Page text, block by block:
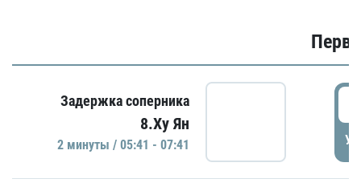
Задержка соперника
8.Ху Ян
2 минуты / 05:41 - 07:41